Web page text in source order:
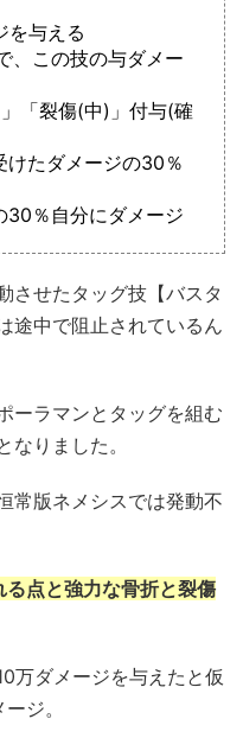
を与える
、この技の与ダメー
「裂傷(中)」付与(確
たダメージの30％
30％自分にダメージ
させたタッグ技【バスタ
途中で阻止されているん
ーラマンとタッグを組む
なりました。
常版ネメシスでは発動不
点と強力な骨折と裂傷
万ダメージを与えたと仮
ジ。